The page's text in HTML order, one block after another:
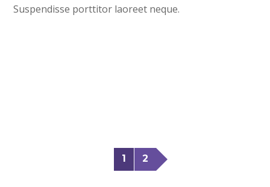
Suspendisse porttitor laoreet neque.
1 2